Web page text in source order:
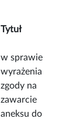
Tytuł
w sprawie
wyrażenia
zgody na
zawarcie
aneksu do